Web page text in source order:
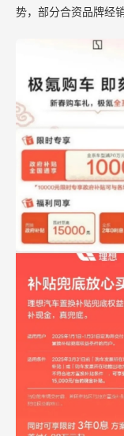
势，部分合资品牌经